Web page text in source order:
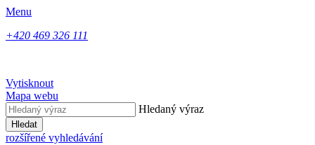
Menu
+420 469 326 111
Vytisknout
Mapa webu
Hledaný výraz
Hledat
rozšířené vyhledávání